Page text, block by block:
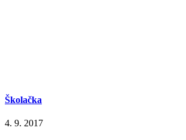
Školačka
4. 9. 2017